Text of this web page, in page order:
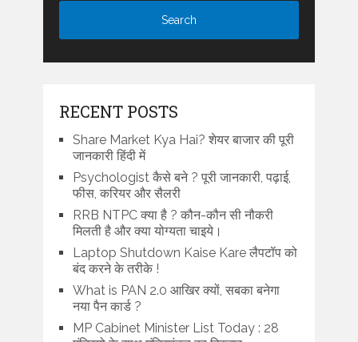
RECENT POSTS
Share Market Kya Hai? शेयर बाजार की पूरी
जानकारी हिंदी में
Psychologist कैसे बने ? पूरी जानकारी, पढ़ाई,
फीस, करियर और सैलरी
RRB NTPC क्या है ? कौन-कौन सी नौकरी
मिलती है और क्या योग्यता चाइये।
Laptop Shutdown Kaise Kare लैपटॉप को
बंद करने के तरीके !
What is PAN 2.0 आखिर क्यों, सबका बनेगा
नया पैन कार्ड ?
MP Cabinet Minister List Today : 28